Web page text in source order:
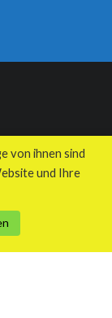
von ihnen sind
und Ihre